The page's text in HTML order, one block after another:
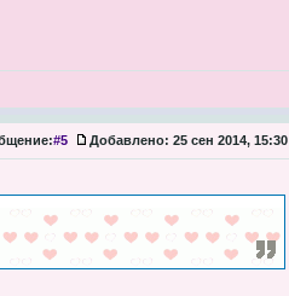
#5 Добавлено: 25 сен 2014, 15:30